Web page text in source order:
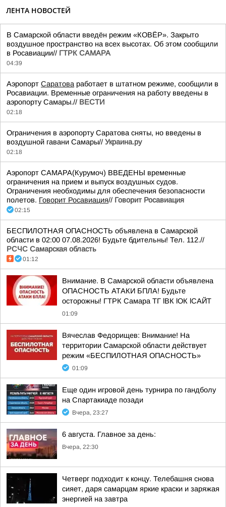
ЛЕНТА НОВОСТЕЙ
В Самарской области введён режим «КОВЁР». Закрыто
воздушное пространство на всех высотах. Об этом сообщили
в Росавиации// ГТРК САМАРА
04:39
Аэропорт Саратова работает в штатном режиме, сообщили в
Росавиации. Временные ограничения на работу введены в
аэропорту Самары.// ВЕСТИ
02:18
Ограничения в аэропорту Саратова сняты, но введены в
воздушной гавани Самары// Украина.ру
02:18
Аэропорт САМАРА(Курумоч) ВВЕДЕНЫ временные
ограничения на прием и выпуск воздушных судов.
Ограничения необходимы для обеспечения безопасности
полетов. Говорит Росавиация// Говорит Росавиация
02:15
БЕСПИЛОТНАЯ ОПАСНОСТЬ объявлена в Самарской
области в 02:00 07.08.2026! Будьте бдительны! Тел. 112.//
РСЧС Самарская область
01:12
Внимание. В Самарской области объявлена
ОПАСНОСТЬ АТАКИ БПЛА! Будьте
осторожны! ГТРК Самара ТГ lВК lОК lСАЙТ
01:09
Вячеслав Федорищев: Внимание! На
территории Самарской области действует
режим «БЕСПИЛОТНАЯ ОПАСНОСТЬ»
01:09
Еще один игровой день турнира по гандболу
на Спартакиаде позади
Вчера, 23:27
6 августа. Главное за день:
Вчера, 22:30
Четверг подходит к концу. Телебашня снова
сияет, даря самарцам яркие краски и заряжая
энергией на завтра